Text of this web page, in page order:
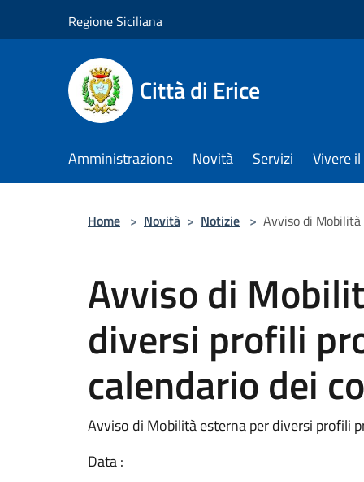
Regione Siciliana
Città di Erice
Amministrazione Novità Servizi Vivere
Home > Novità > Notizie > Avviso di
Avviso di
diversi profili
calendario dei
Avviso di Mobilità esterna per diversi profili
Data :